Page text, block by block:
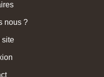
nous ?
site